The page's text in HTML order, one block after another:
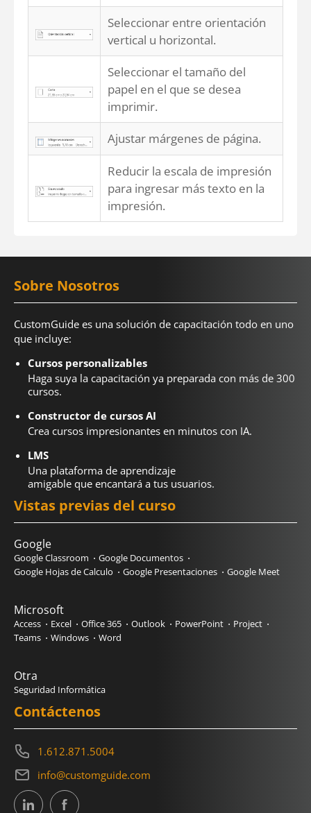
Seleccionar entre orientación
vertical u horizontal.
Seleccionar el tamaño del
papel en el que se desea
imprimir.
Ajustar márgenes de página.
Reducir la escala de impresión
para ingresar más texto en la
impresión.
Sobre Nosotros
CustomGuide es una solución de capacitación todo en uno
que incluye:
Cursos personalizables
Haga suya la capacitación ya preparada con más de 300
cursos.
Constructor de cursos AI
Crea cursos impresionantes en minutos con IA.
LMS
Una plataforma de aprendizaje
amigable que encantará a tus usuarios.
Vistas previas del curso
Google
Google Classroom
Google Documentos
Google Hojas de Calculo
Google Presentaciones Google Meet
Microsoft
Access Excel Office 365 Outlook PowerPoint
Project
Teams
Windows Word
Otra
Seguridad Informática
Contáctenos
1.612.871.5004
info@customguide.com